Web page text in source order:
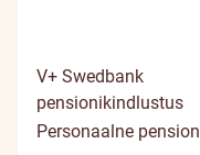
V+ Swedbank
pensionikindlustus
Personaalne